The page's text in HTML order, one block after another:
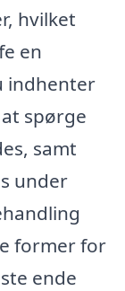
hvilket
en
indhenter
spørge
samt
under
former for
ende